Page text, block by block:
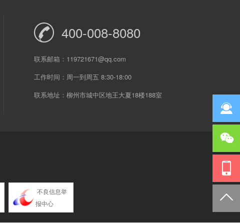
400-008-8080
联系邮箱：119721671@qq.com
工作时间：周一到周五 8:30-18:00
联系地址：柳州市城中区地王大夏18楼188室
不良信息举
报中心